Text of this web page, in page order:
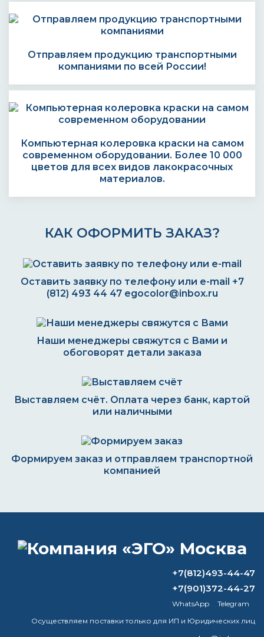
Отправляем продукцию транспортными
компаниями по всей России!
Компьютерная колеровка краски на самом
современном оборудовании. Более 10 000
цветов для всех видов лакокрасочных
материалов.
КАК ОФОРМИТЬ ЗАКАЗ?
Оставить заявку по телефону или e-mail +7
(812) 493 44 47 egocolor@inbox.ru
Наши менеджеры свяжутся с Вами и
обоговорят детали заказа
Выставляем счёт. Оплата через банк, картой
или наличными
Формируем заказ и отправляем транспортной
компанией
Доброго вечера, необходима краска
металлоконструкций (улица)
качественная без подготовки
поверхности
+7(812)493-44-47
+7(901)372-44-27
WhatsApp
Telegram
Осуществляем поставки только для ИП и Юридических лиц